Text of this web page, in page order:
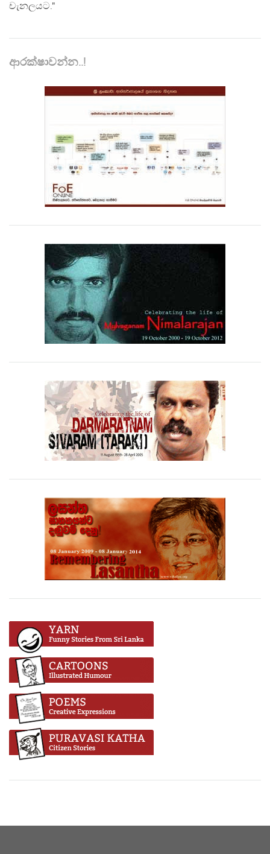
චැනලයට."
ආරක්ෂාවන්න..!